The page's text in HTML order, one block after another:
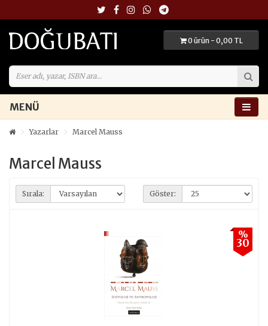
0 ürün - 0,00 TL
MENÜ
Yazarlar Marcel Mauss
Marcel Mauss
Sırala: Göster:
%
30